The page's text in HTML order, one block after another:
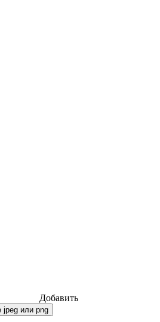
Добавить